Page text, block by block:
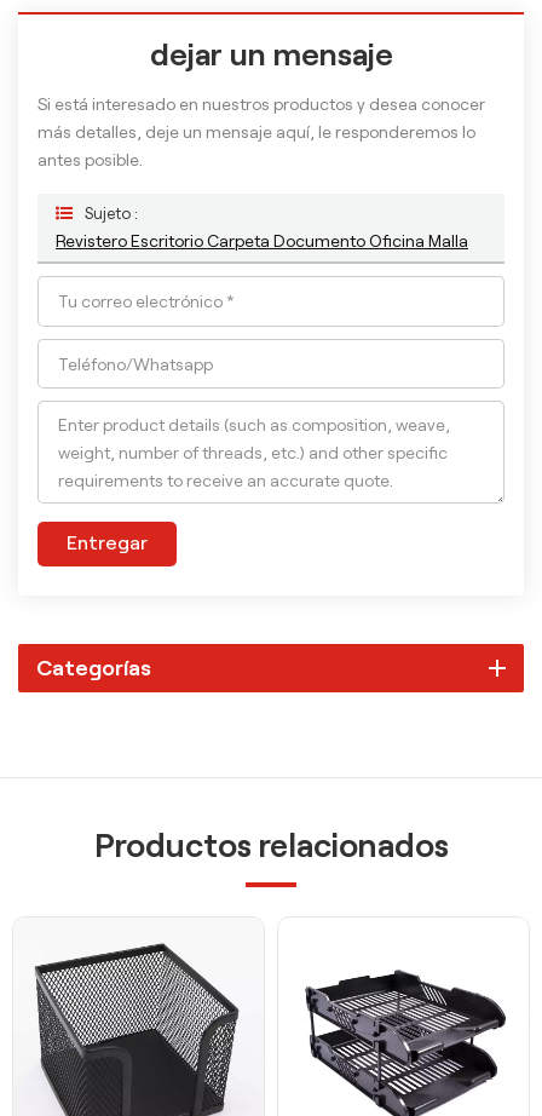
dejar un mensaje
Si está interesado en nuestros productos y desea conocer
más detalles, deje un mensaje aquí, le responderemos lo
antes posible.
Sujeto :
Revistero Escritorio Carpeta Documento Oficina Malla
Entregar
Categorías
Productos relacionados